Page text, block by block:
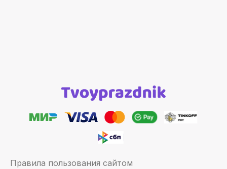
Правила пользования сайтом